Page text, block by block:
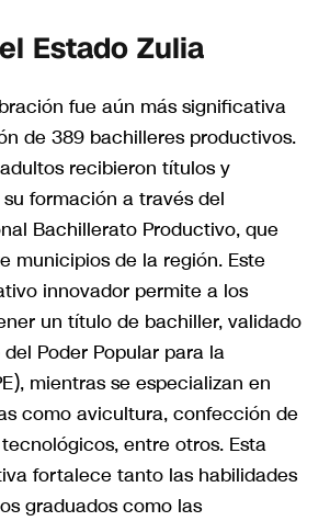
Estado Zulia
fue aún más significativa
de 389 bachilleres productivos.
recibieron títulos y
formación a través del
Bachillerato Productivo, que
municipios de la región. Este
innovador permite a los
un título de bachiller, validado
Poder Popular para la
mientras se especializan en
como avicultura, confección de
entre otros. Esta
fortalece tanto las habilidades
graduados como las